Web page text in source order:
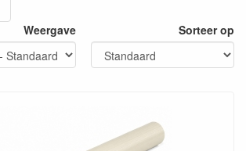
Weergave
Sorteer op